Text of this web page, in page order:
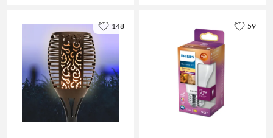
148 59